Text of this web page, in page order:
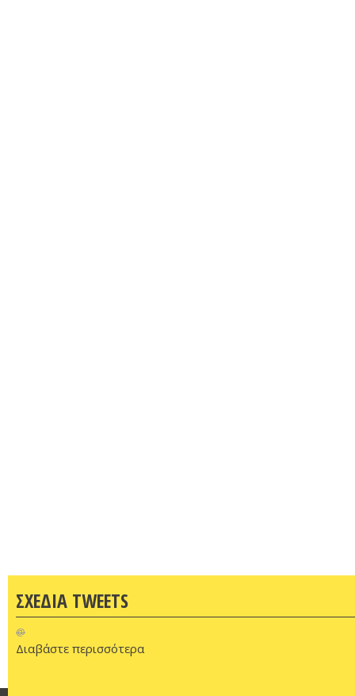
ΣΧΕΔΙΑ TWEETS
@
Διαβάστε περισσότερα